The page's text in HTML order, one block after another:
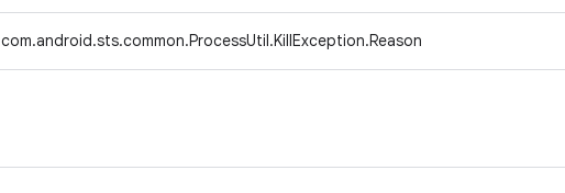
com.android.sts.common.ProcessUtil.KillException.Reason